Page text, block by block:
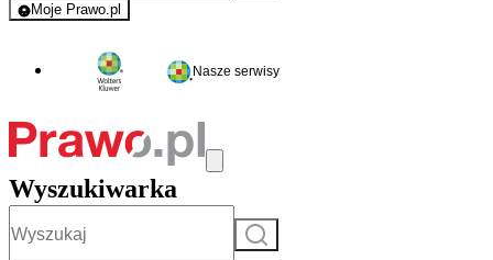
Moje Prawo.pl
- rejestracja i logowanie do serwisu
Nasze serwisy
Wyszukiwarka
Szukaj